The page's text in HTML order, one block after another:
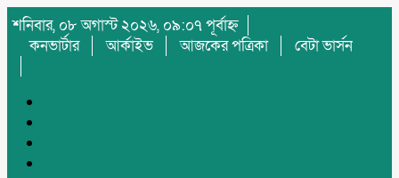
শনিবার, ০৮ অগাস্ট ২০২৬, ০৯:০৭ পূর্বাহ্ন
কনভার্টার
আর্কাইভ আজকের পত্রিকা বেটা ভার্সন